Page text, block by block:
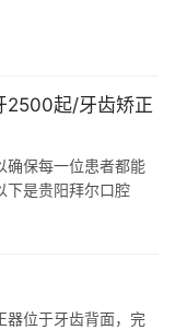
2500起/牙齿矫正
确保每一位患者都能
下是贵阳拜尔口腔
器位于牙齿背面，完